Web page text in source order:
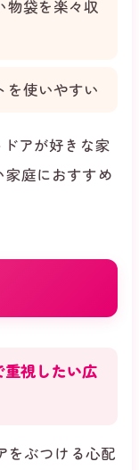
物袋を楽々収
を使いやすい
アが好きな家
庭におすすめ
重視したい広
をぶつける心配